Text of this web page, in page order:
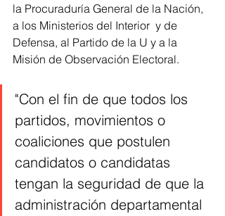
la Procuraduría General de la Nación,
a los Ministerios del Interior  y de
Defensa, al Partido de la U y a la
Misión de Observación Electoral.
"Con el fin de que todos los
partidos, movimientos o
coaliciones que postulen
candidatos o candidatas
tengan la seguridad de que la
administración departamental